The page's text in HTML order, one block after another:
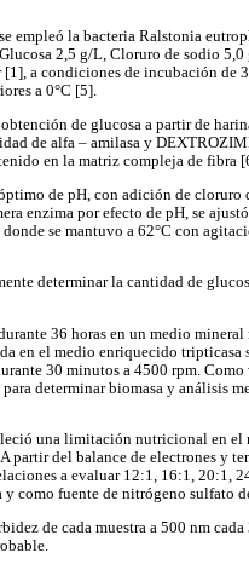
empleó la bacteria Ralstonia
2,5 g/L, Cloruro de sodio 5,0
a condiciones de incubación de
a 0°C [5].
obtención de glucosa a partir de
de alfa – amilasa y
en la matriz compleja de fibra
de pH, con adición de cloruro
enzima por efecto de pH, se
se mantuvo a 62°C con
determinar la cantidad de
36 horas en un medio mineral
en el medio enriquecido tripticasa
30 minutos a 4500 rpm. Como
determinar biomasa y análisis
una limitación nutricional en el
partir del balance de electrones y
a evaluar 12:1, 16:1, 20:1,
como fuente de nitrógeno sulfato
de cada muestra a 500 nm cada